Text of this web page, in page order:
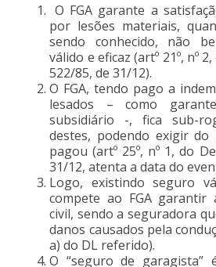
O FGA garante a
por lesões materiais,
sendo conhecido, não
válido e eficaz (artº 21º, nº
522/85, de 31/12).
O FGA, tendo pago a
lesados – como
subsidiário -, fica sub-
destes, podendo exigir do
pagou (artº 25º, nº 1, do
31/12, atenta a data do
Logo, existindo seguro
compete ao FGA garantir
civil, sendo a seguradora
danos causados pela
a) do DL referido).
O “seguro de garagista”